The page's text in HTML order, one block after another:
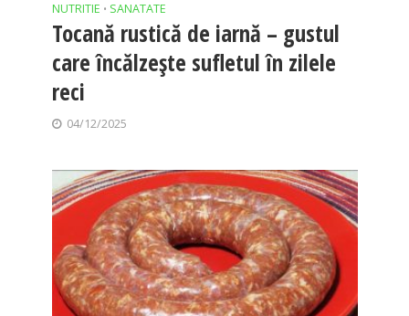
NUTRITIE • SANATATE
Tocană rustică de iarnă – gustul
care încălzește sufletul în zilele
reci
04/12/2025